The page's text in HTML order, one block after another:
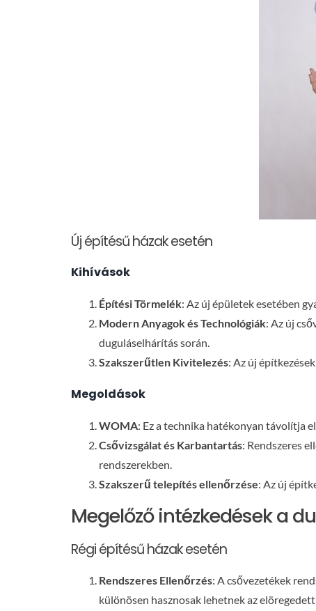
Új építésű házak esetén
Kihívások
Építési Törmelék: Az új épületek esetében
Modern Anyagok és Technológiák: Az új
duguláselhárítás során.
Szakszerűtlen Kivitelezés: Az új
Megoldások
WOMA: Ez a technika hatékonyan távolítja
Csővizsgálat és Karbantartás: Rendszeres
rendszerekben.
Szakszerű telepítés ellenőrzése: Az új
Megelőző intézkedések a
Régi építésű házak esetén
Rendszeres Ellenőrzés: A csővezetékek
különösen hasznosak lehetnek az